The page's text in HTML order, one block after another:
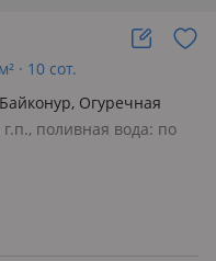
· 10 сот.
Огуречная
г.п., поливная вода: по
10 соток. Рядом зона
— отличн…